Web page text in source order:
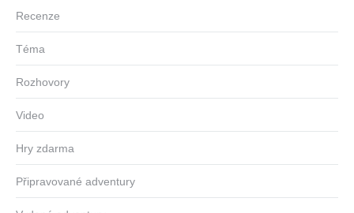
Recenze
Téma
Rozhovory
Video
Hry zdarma
Připravované adventury